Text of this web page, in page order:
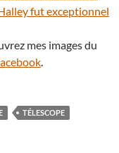
fut exceptionnel
mes images du
.
TÉLESCOPE